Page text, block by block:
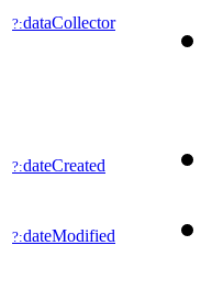
?:dataCollector
?:dateCreated
?:dateModified